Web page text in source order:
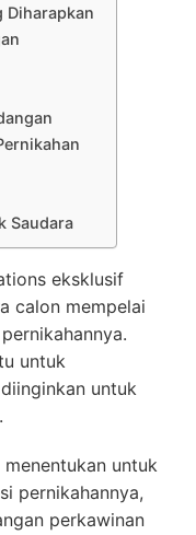
Diharapkan
Saudara
eksklusif
calon mempelai
untuk
untuk
untuk
pernikahannya,
perkawinan